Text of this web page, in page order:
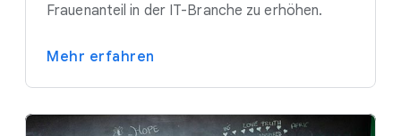
Frauenanteil in der IT-Branche zu erhöhen.
Mehr erfahren